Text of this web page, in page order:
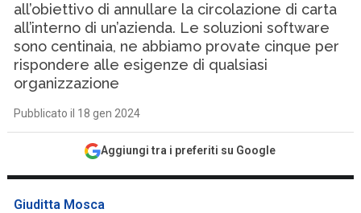
all’obiettivo di annullare la circolazione di carta
all’interno di un’azienda. Le soluzioni software
sono centinaia, ne abbiamo provate cinque per
rispondere alle esigenze di qualsiasi
organizzazione
Pubblicato il 18 gen 2024
Aggiungi tra i preferiti su Google
Giuditta Mosca